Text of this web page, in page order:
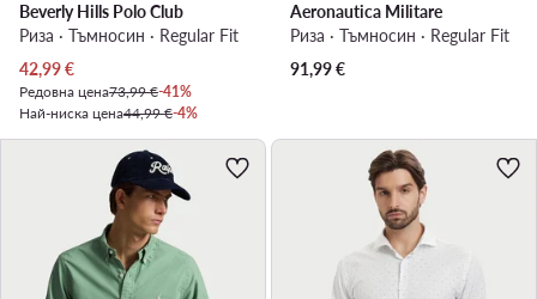
Beverly Hills Polo Club
Риза · Тъмносин · Regular Fit
Актуална цена
42,99€
Редовна цена73,99 €-41%
Най-ниска цена44,99 €-4%
Aeronautica Militare
Риза · Тъмносин · Regular Fit
91,99€